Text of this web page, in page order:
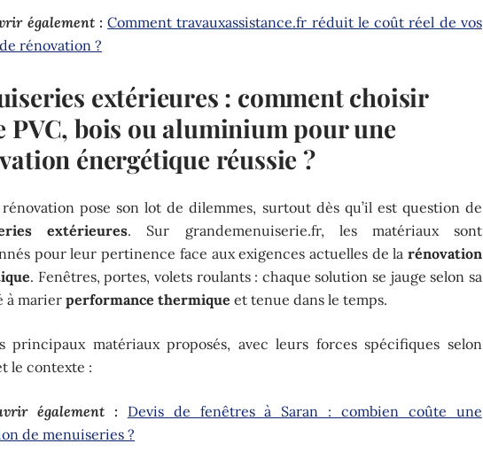
également : Comment travauxassistance.fr réduit le coût réel de vos
rénovation ?
extérieures : comment choisir
PVC, bois ou aluminium pour une
énergétique réussie ?
rénovation pose son lot de dilemmes, surtout dès qu’il est question de
extérieures. Sur grandemenuiserie.fr, les matériaux sont
pour leur pertinence face aux exigences actuelles de la rénovation
. Fenêtres, portes, volets roulants : chaque solution se jauge selon sa
à marierperformance thermique et tenue dans le temps.
principaux matériaux proposés, avec leurs forces spécifiques selon
le contexte :
également :
Devis de fenêtres à Saran : combien coûte une
de menuiseries ?